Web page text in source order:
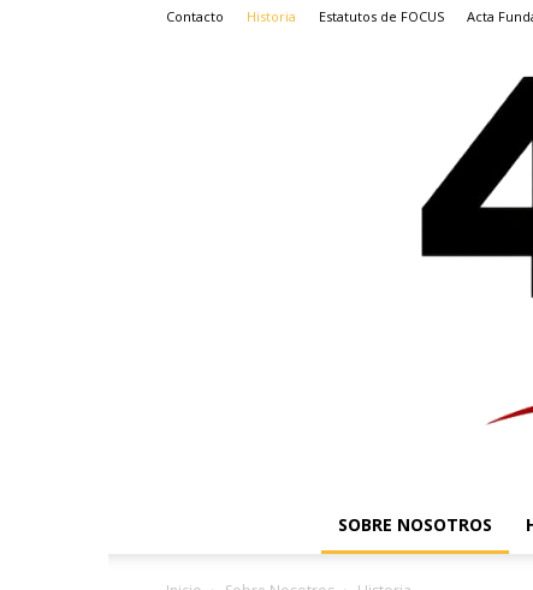
Contacto Historia Estatutos de FOCUS Acta
SOBRE NOSOTROS